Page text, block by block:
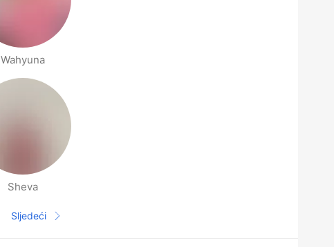
Wahyuna
Sheva
Sljedeća stranica
Sljedeći